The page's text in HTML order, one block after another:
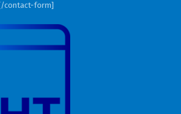
contact-form]